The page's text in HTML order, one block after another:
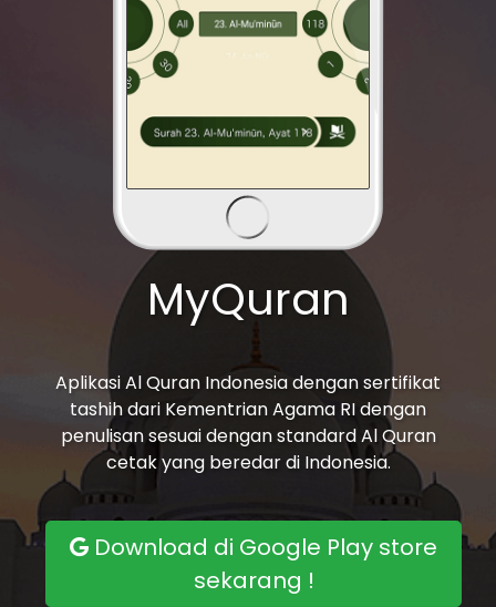
MyQuran
Aplikasi Al Quran Indonesia dengan sertifikat
tashih dari Kementrian Agama RI dengan
penulisan sesuai dengan standard Al Quran
cetak yang beredar di Indonesia.
Download di Google Play store
sekarang !